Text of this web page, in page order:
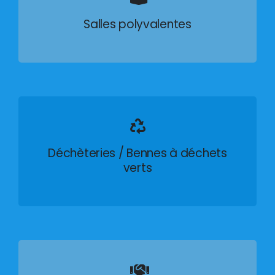
Salles polyvalentes
Déchèteries / Bennes à déchets
verts